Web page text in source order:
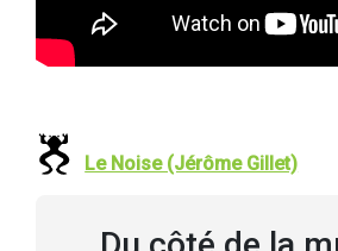
Le Noise (Jérôme Gillet)